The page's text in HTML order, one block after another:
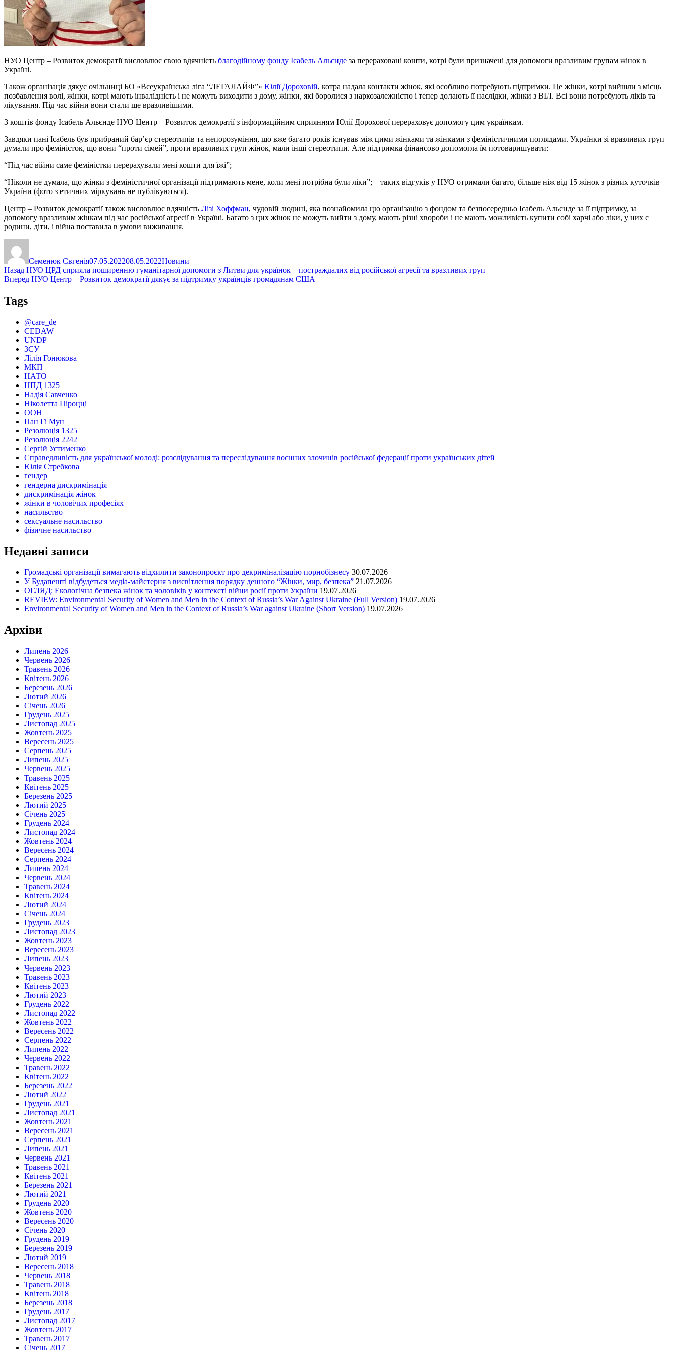
НУО Центр – Розвиток демократії висловлює свою вдячність благодійному фонду Ісабель Альєнде за перераховані кошти, котрі були призначені для допомоги вразливим групам жінок в
Україні.
Також організація дякує очільниці БО «Всеукраїнська ліга “ЛЕГАЛАЙФ”» Юлії Дороховій, котра надала контакти жінок, які особливо потребують підтримки. Це жінки, котрі вийшли з місць
позбавлення волі, жінки, котрі мають інвалідність і не можуть виходити з дому, жінки, які боролися з наркозалежністю і тепер долають її наслідки, жінки з ВІЛ. Всі вони потребують ліків та
лікування. Під час війни вони стали ще вразливішими.
З коштів фонду Ісабель Альєнде НУО Центр – Розвиток демократії з інформаційним сприянням Юлії Дорохової перераховує допомогу цим українкам.
Завдяки пані Ісабель був прибраний бар’єр стереотипів та непорозуміння, що вже багато років існував між цими жінками та жінками з феміністичними поглядами. Українки зі вразливих груп
думали про феміністок, що вони “проти сімей”, проти вразливих груп жінок, мали інші стереотипи. Але підтримка фінансово допомогла їм потоваришувати:
“Під час війни саме феміністки перерахували мені кошти для їжі”;
“Ніколи не думала, що жінки з феміністичної організації підтримають мене, коли мені потрібна були ліки”; – таких відгуків у НУО отримали багато, більше ніж від 15 жінок з різних куточків
України (фото з етичних міркувань не публікуються).
Центр – Розвиток демократії також висловлює вдячність Лізі Хоффман, чудовій людині, яка познайомила цю організацію з фондом та безпосередньо Ісабель Альєнде за її підтримку, за
допомогу вразливим жінкам під час російської агресії в Україні. Багато з цих жінок не можуть вийти з дому, мають різні хвороби і не мають можливість купити собі харчі або ліки, у них є
родини, діти, і війна поставила в умови виживання.
Семенюк Євгенія07.05.202208.05.2022Новини
Навігація
записів
Назад Попередній
запис:
НУО ЦРД сприяла поширенню гуманітарної допомоги з Литви для українок – постраждалих від російської агресії та вразливих груп
Вперед Наступний
НУО Центр – Розвиток демократії дякує за підтримку українців громадянам США
Tags
@care_de
CEDAW
UNDP
ЗСУ
Лілія Гонюкова
МКП
НАТО
НПД 1325
Надія Савченко
Ніколетта Піроцці
ООН
Пан Гі Мун
Резолюція 1325
Резолюція 2242
Сергій Устименко
Справедливість для української молоді: розслідування та переслідування воєнних злочинів російської федерації проти українських дітей
Юлія Стребкова
гендер
гендерна дискримінація
дискримінація жінок
жінки в чоловічих професіях
насильство
сексуальне насильство
фізичне насильство
Недавні записи
Громадські організації вимагають відхилити законопроєкт про декриміналізацію порнобізнесу 30.07.2026
У Будапешті відбудеться медіа-майстерня з висвітлення порядку денного “Жінки, мир, безпека” 21.07.2026
ОГЛЯД: Екологічна безпека жінок та чоловіків у контексті війни росії проти України 19.07.2026
REVIEW: Environmental Security of Women and Men in the Context of Russia’s War Against Ukraine (Full Version) 19.07.2026
Environmental Security of Women and Men in the Context of Russia’s War against Ukraine (Short Version) 19.07.2026
Архіви
Липень 2026
Червень 2026
Травень 2026
Квітень 2026
Березень 2026
Лютий 2026
Січень 2026
Грудень 2025
Листопад 2025
Жовтень 2025
Вересень 2025
Серпень 2025
Липень 2025
Червень 2025
Травень 2025
Квітень 2025
Березень 2025
Лютий 2025
Січень 2025
Грудень 2024
Листопад 2024
Жовтень 2024
Вересень 2024
Серпень 2024
Липень 2024
Червень 2024
Травень 2024
Квітень 2024
Лютий 2024
Січень 2024
Грудень 2023
Листопад 2023
Жовтень 2023
Вересень 2023
Липень 2023
Червень 2023
Травень 2023
Квітень 2023
Лютий 2023
Грудень 2022
Листопад 2022
Жовтень 2022
Вересень 2022
Серпень 2022
Липень 2022
Червень 2022
Травень 2022
Квітень 2022
Березень 2022
Лютий 2022
Грудень 2021
Листопад 2021
Жовтень 2021
Вересень 2021
Серпень 2021
Липень 2021
Червень 2021
Травень 2021
Квітень 2021
Березень 2021
Лютий 2021
Грудень 2020
Жовтень 2020
Вересень 2020
Січень 2020
Грудень 2019
Березень 2019
Лютий 2019
Вересень 2018
Червень 2018
Травень 2018
Квітень 2018
Березень 2018
Грудень 2017
Листопад 2017
Жовтень 2017
Травень 2017
Січень 2017